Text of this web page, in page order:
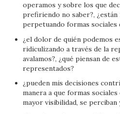
operamos y sobre los que
prefiriendo no saber?, ¿están
perpetuando formas sociales
¿el dolor de quién podemos
ridiculizando a través de la
avalamos?, ¿qué piensan de
representados?
¿pueden mis decisiones
manera a que formas
mayor visibilidad, se perciban